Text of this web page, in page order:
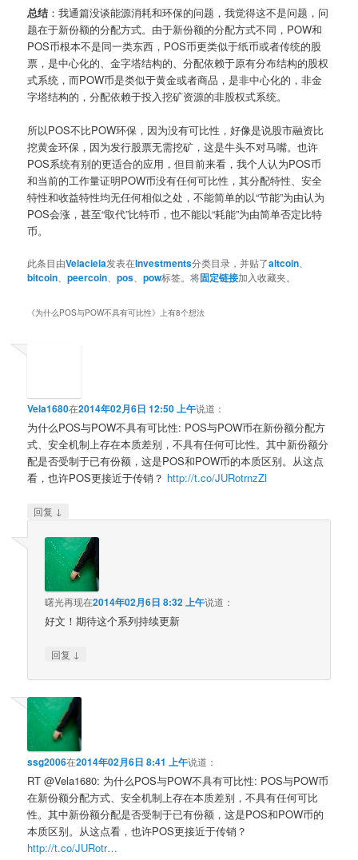
总结 ：我通篇没谈能源消耗和环保的问题，我觉得这不是问题，问
题在于新份额的分配方式。由于新份额的分配方式不同，POW和
POS币根本不是同一类东西，POS币更类似于纸币或者传统的股
票，是中心化的、金字塔结构的、分配依赖于原有分布结构的股权
式系统，而POW币是类似于黄金或者商品，是非中心化的，非金
字塔结构的，分配依赖于投入挖矿资源的非股权式系统。
所以POS不比POW环保，因为没有可比性，好像是说股市融资比
挖黄金环保，因为发行股票无需挖矿，这是牛头不对马嘴。也许
POS系统有别的更适合的应用，但目前来看，我个人认为POS币
和当前的工作量证明POW币没有任何可比性，其分配特性、安全
特性和收益特性均无任何相似之处，不能简单的以“节能”为由认为
POS会涨，甚至“取代”比特币，也不能以“耗能”为由简单否定比特
币。
此条目由Velaciela发表在Investments分类目录，并贴了altcoin
bitcoin 、peercoin 、pos 、pow标签。将固定链接加入收藏夹。
《为什么POS与POW不具有可比性》上有8个想法
Vela1680在2014年02月6日 12:50 上午说道：
为什么POS与POW不具有可比性: POS与POW币在新份额分配方
式、安全机制上存在本质差别，不具有任何可比性。其中新份额分
配是否受制于已有份额，这是POS和POW币的本质区别。从这点
看，也许POS更接近于传销？ http://t.co/JURotrnzZl
回复 ↓
曙光再现在2014年02月6日 8:32 上午说道：
好文！期待这个系列持续更新
回复 ↓
ssg2006在2014年02月6日 8:41 上午说道：
RT @Vela1680: 为什么POS与POW不具有可比性: POS与POW币
在新份额分配方式、安全机制上存在本质差别，不具有任何可比
性。其中新份额分配是否受制于已有份额，这是POS和POW币的
本质区别。从这点看，也许POS更接近于传销？
http://t.co/JURotr…